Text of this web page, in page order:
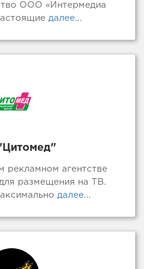
ООО «Интермедиа
далее...
рекламном агентстве
размещения на ТВ.
далее...